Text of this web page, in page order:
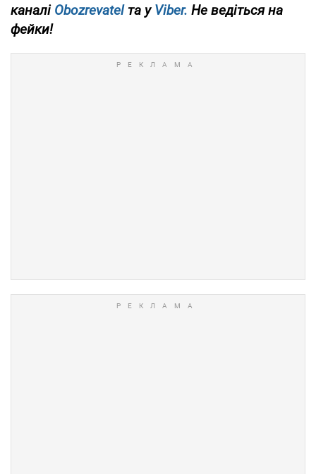
каналі Obozrevatel та у Viber. Не ведіться на
фейки!